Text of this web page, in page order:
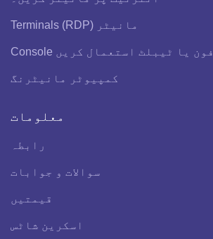
مانیٹر Terminals (RDP)
فون یا ٹیبلٹ استعمال کریں Console
کمپیوٹر مانیٹرنگ
معلومات
رابطہ
سوالات و جوابات
قیمتیں
اسکرین شاٹس